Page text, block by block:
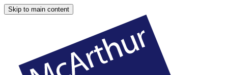
Skip to main content